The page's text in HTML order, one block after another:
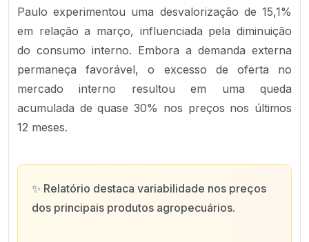
Paulo experimentou uma desvalorização de 15,1%
em relação a março, influenciada pela diminuição
do consumo interno. Embora a demanda externa
permaneça favorável, o excesso de oferta no
mercado interno resultou em uma queda
acumulada de quase 30% nos preços nos últimos
12 meses.
✨ Relatório destaca variabilidade nos preços
dos principais produtos agropecuários.